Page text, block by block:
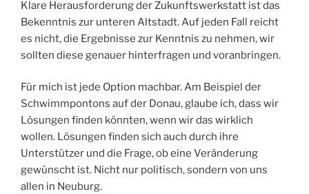
Klare Herausforderung der Zukunftswerkstatt ist das
Bekenntnis zur unteren Altstadt. Auf jeden Fall reicht
es nicht, die Ergebnisse zur Kenntnis zu nehmen, wir
sollten diese genauer hinterfragen und voranbringen.
Für mich ist jede Option machbar. Am Beispiel der
Schwimmpontons auf der Donau, glaube ich, dass wir
Lösungen finden könnten, wenn wir das wirklich
wollen. Lösungen finden sich auch durch ihre
Unterstützer und die Frage, ob eine Veränderung
gewünscht ist. Nicht nur politisch, sondern von uns
allen in Neuburg.